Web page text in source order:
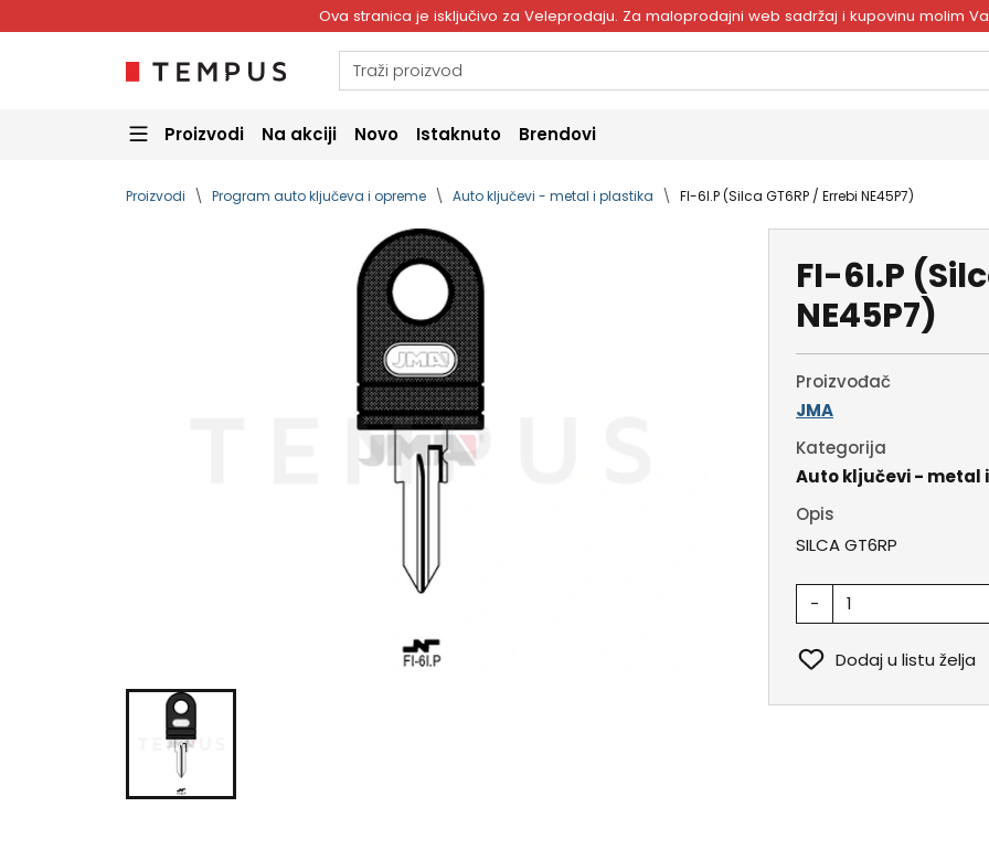
Ova stranica je isključivo za Veleprodaju. Za maloprodajni web sadržaj i kupovinu molim
Proizvodi Na akciji Novo Istaknuto Brendovi
Proizvodi Program auto ključeva i opreme Auto ključevi - metal i plastika FI-6I.P (Silca GT6RP / Errebi NE45P7)
FI-6I.P
NE45P7)
Proizvođač
JMA
Kategorija
Auto ključevi - metal
Opis
SILCA GT6RP
-
Dodaj u listu želja